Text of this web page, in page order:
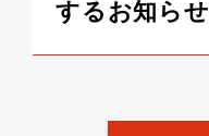
するお知らせ